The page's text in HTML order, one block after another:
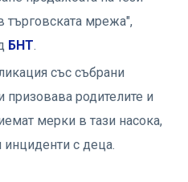
търговската мрежа",
БНТ.
със събрани
родителите и
мерки в тази насока,
с деца.